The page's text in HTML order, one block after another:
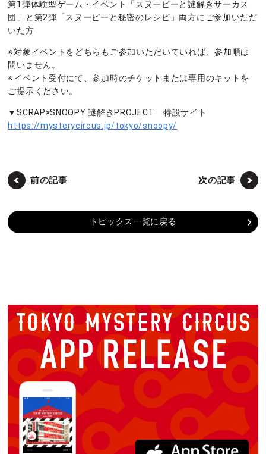
第1弾体験型ゲーム・イベント「スヌーピーと謎解きサーカス
団」と第2弾「スヌーピーと秘密のレシピ」両方にご参加いただ
いた方
※対象イベントをどちらもご参加いただいていれば、参加順は
問いません。
※イベント受付にて、参加時のチケットまたは専用のキットを
ご提示ください。
▼SCRAP×SNOOPY 謎解きPROJECT 特設サイト
https://mysterycircus.jp/tokyo/snoopy/
前の記事 次の記事
トピックス一覧に戻る